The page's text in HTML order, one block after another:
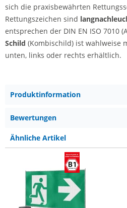
sich die praxisbewährten
Rettungszeichen sind
entsprechen der DIN EN ISO 7010
Schild (Kombischild) ist wahlweise
unten, links oder rechts erhältlich.
Produktinformation
Bewertungen
Ähnliche Artikel